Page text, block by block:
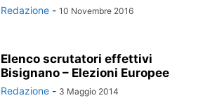
Redazione - 10 Novembre 2016
Elenco scrutatori effettivi
Bisignano – Elezioni Europee
Redazione - 3 Maggio 2014